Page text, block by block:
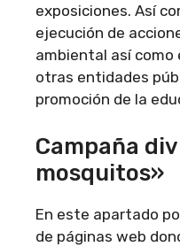
exposiciones. Así
ejecución de
ambiental así como
otras entidades
promoción de la
Campaña
mosquitos»
En este apartado
de páginas web